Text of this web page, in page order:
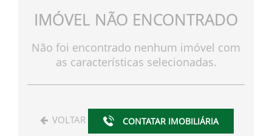
IMÓVEL NÃO ENCONTRADO
Não foi encontrado nenhum imóvel com
as características selecionadas.
VOLTAR CONTATAR IMOBILIÁRIA